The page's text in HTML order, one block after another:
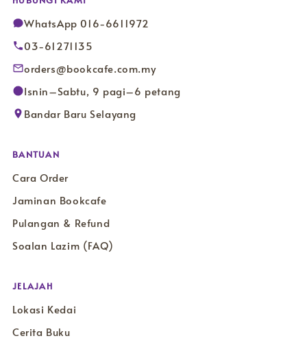
WhatsApp 016-6611972
03-61271135
orders@bookcafe.com.my
Isnin–Sabtu, 9 pagi–6 petang
Bandar Baru Selayang
BANTUAN
Cara Order
Jaminan Bookcafe
Pulangan & Refund
Soalan Lazim (FAQ)
JELAJAH
Lokasi Kedai
Cerita Buku